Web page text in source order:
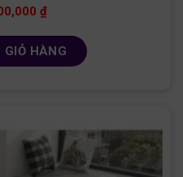
₫
GIỎ HÀNG